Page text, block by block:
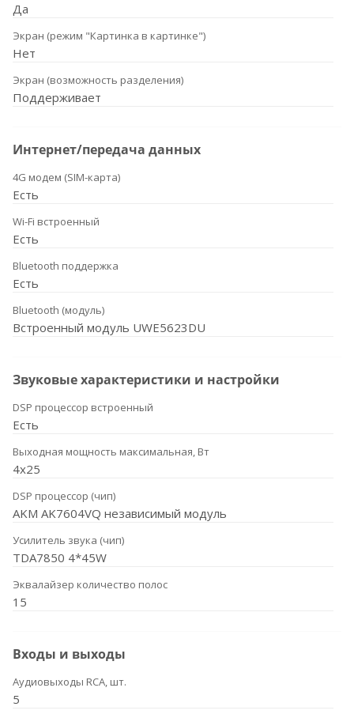
Да
Экран (режим "Картинка в картинке")
Нет
Экран (возможность разделения)
Поддерживает
Интернет/передача данных
4G модем (SIM-карта)
Есть
Wi-Fi встроенный
Есть
Bluetooth поддержка
Есть
Bluetooth (модуль)
Встроенный модуль UWE5623DU
Звуковые характеристики и настройки
DSP процессор встроенный
Есть
Выходная мощность максимальная, Вт
4x25
DSP процессор (чип)
AKM AK7604VQ независимый модуль
Усилитель звука (чип)
TDA7850 4*45W
Эквалайзер количество полос
15
Входы и выходы
Аудиовыходы RCA, шт.
5